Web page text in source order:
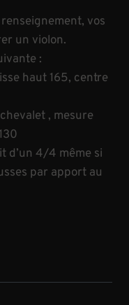
vos
un violon.
:
haut 165, centre
, mesure
d’un 4/4 même si
par apport au